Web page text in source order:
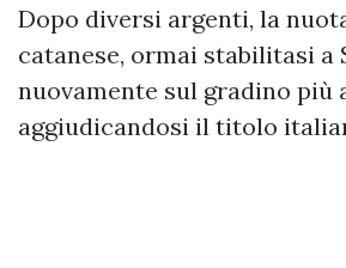
Dopo diversi argenti, la
catanese, ormai stabilitasi a
nuovamente sul gradino più
aggiudicandosi il titolo